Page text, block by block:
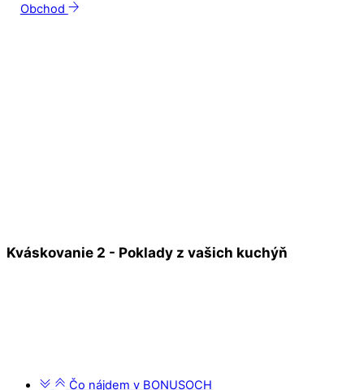
Obchod
Kváskovanie 2 - Poklady z vašich kuchýň
Čo nájdem v BONUSOCH